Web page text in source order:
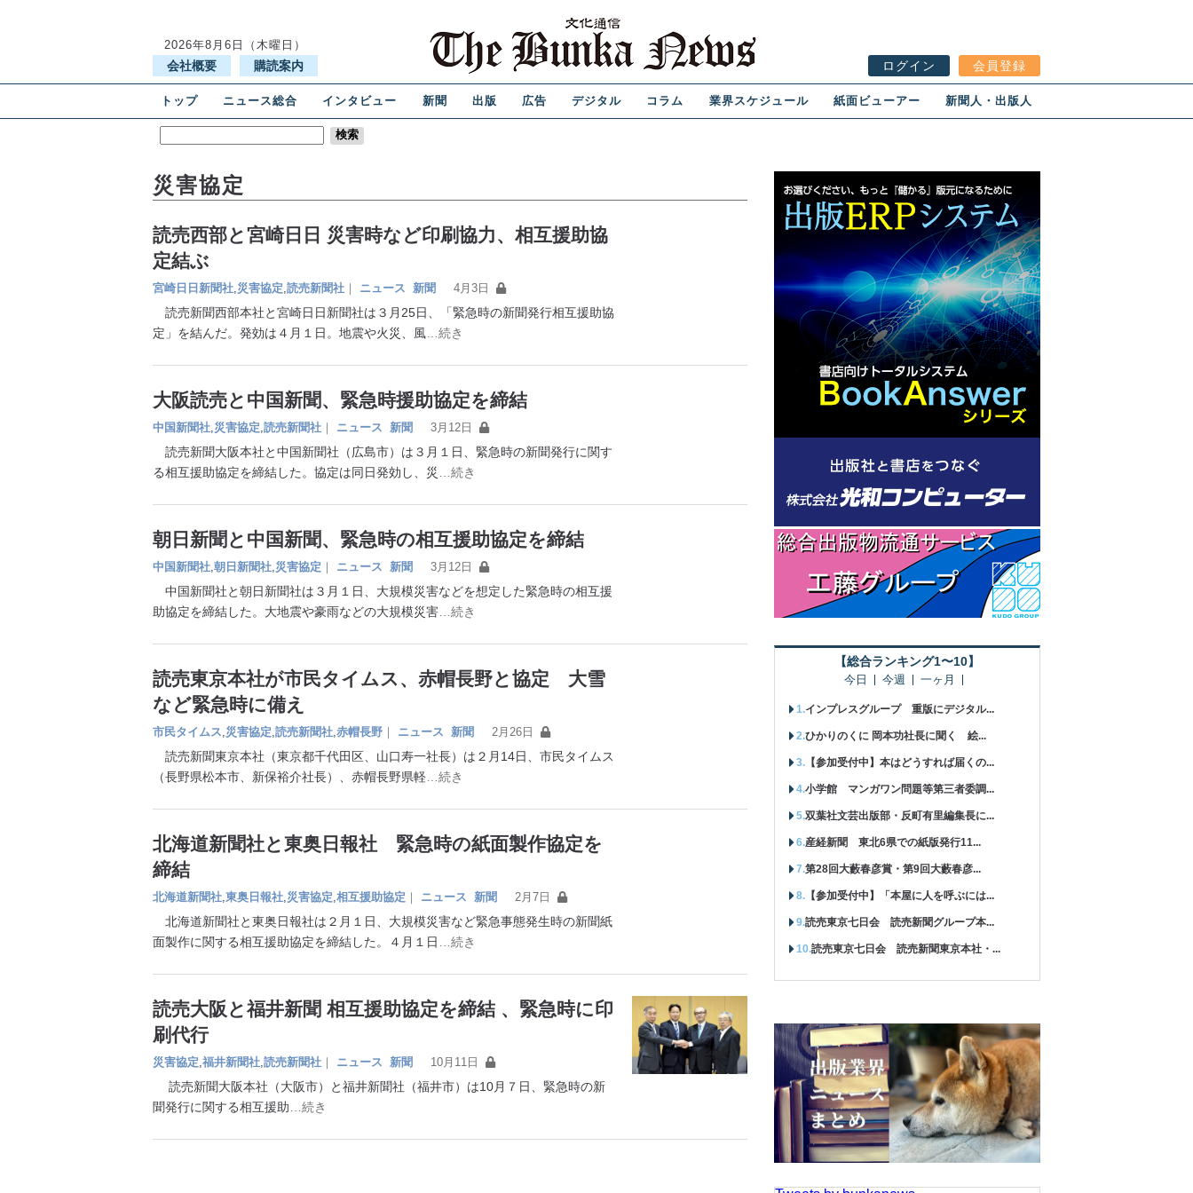
2026年8月6日（木曜日）
会社概要 購読案内 ログイン 会員登録
トップ ニュース総合 インタビュー 新聞 出版 広告 デジタル コラム 業界スケジュール 紙面ビューアー 新聞人・出版人
災害協定
読売西部と宮崎日日 災害時など印刷協力、相互援助協
定結ぶ
宮崎日日新聞社,災害協定,読売新聞社 ｜ ニュース 新聞 4月3日
読売新聞西部本社と宮崎日日新聞社は３月25日、「緊急時の新聞発行相互援助協
定」を結んだ。発効は４月１日。地震や火災、風 …続き
大阪読売と中国新聞、緊急時援助協定を締結
中国新聞社,災害協定,読売新聞社 ｜ ニュース 新聞 3月12日
読売新聞大阪本社と中国新聞社（広島市）は３月１日、緊急時の新聞発行に関す
る相互援助協定を締結した。協定は同日発効し、災
…続き
朝日新聞と中国新聞、緊急時の相互援助協定を締結
中国新聞社,朝日新聞社,災害協定 ｜ ニュース 新聞 3月12日
中国新聞社と朝日新聞社は３月１日、大規模災害などを想定した緊急時の相互援
助協定を締結した。大地震や豪雨などの大規模災害 …続き
読売東京本社が市民タイムス、赤帽長野と協定 大雪
など緊急時に備え
市民タイムス,災害協定,読売新聞社,赤帽長野 ｜ ニュース 新聞 2月26日
読売新聞東京本社（東京都千代田区、山口寿一社長）は２月14日、市民タイムス
（長野県松本市、新保裕介社長）、赤帽長野県軽 …続き
北海道新聞社と東奥日報社 緊急時の紙面製作協定を
締結
北海道新聞社,東奥日報社,災害協定,相互援助協定 ｜ ニュース 新聞 2月7日
北海道新聞社と東奥日報社は２月１日、大規模災害など緊急事態発生時の新聞紙
面製作に関する相互援助協定を締結した。４月１日
…続き
読売大阪と福井新聞 相互援助協定を締結 、緊急時に印
刷代行
災害協定,福井新聞社,読売新聞社 ｜ ニュース 新聞 10月11日
読売新聞大阪本社（大阪市）と福井新聞社（福井市）は10月７日、緊急時の新
聞発行に関する相互援助 …続き
【総合ランキング1〜10】
今日 今週 一ヶ月
インプレスグループ 重版にデジタル...
ひかりのくに 岡本功社長に聞く 絵...
【参加受付中】本はどうすれば届くの...
小学館 マンガワン問題等第三者委調...
双葉社文芸出版部・反町有里編集長に...
産経新聞 東北6県での紙版発行11...
第28回大藪春彦賞・第9回大藪春彦...
【参加受付中】「本屋に人を呼ぶには...
読売東京七日会 読売新聞グループ本...
読売東京七日会 読売新聞東京本社・...